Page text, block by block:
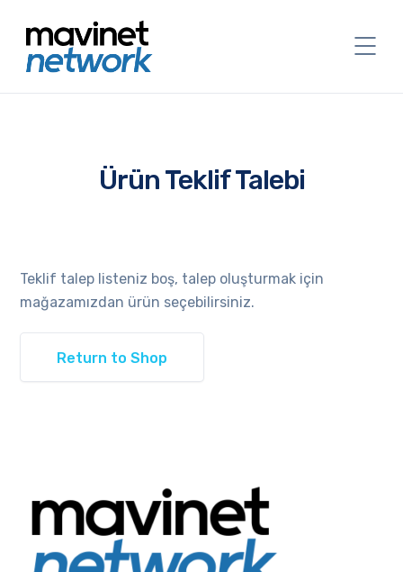
Ürün Teklif Talebi
Teklif talep listeniz boş, talep oluşturmak için
mağazamızdan ürün seçebilirsiniz.
Return to Shop